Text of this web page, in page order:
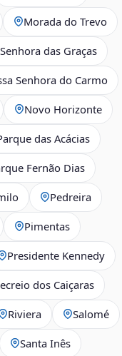
Morada do Trevo
das Graças
Senhora do Carmo
Novo Horizonte
das Acácias
Fernão Dias
Pedreira
Pimentas
Presidente Kennedy
dos Caiçaras
Riviera Salomé
Santa Inês